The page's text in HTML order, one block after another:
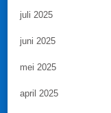
juli 2025
juni 2025
mei 2025
april 2025